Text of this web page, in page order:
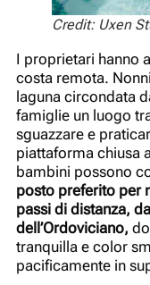
Credit: Uxen
I proprietari hanno
costa remota.
laguna circondata
famiglie un luogo
sguazzare e
piattaforma chiusa
bambini possono
posto preferito per
passi di distanza,
dell’Ordoviciano,
tranquilla e color
pacificamente in